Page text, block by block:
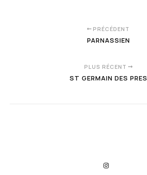
PRÉCÉDENT
PARNASSIEN
PLUS RÉCENT
ST GERMAIN DES PRES